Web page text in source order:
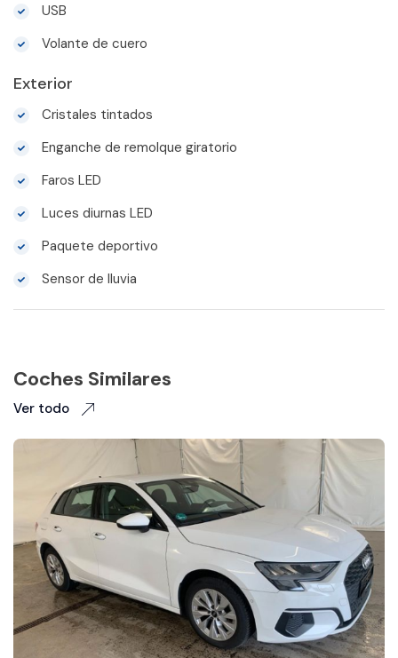
USB
Volante de cuero
Exterior
Cristales tintados
Enganche de remolque giratorio
Faros LED
Luces diurnas LED
Paquete deportivo
Sensor de lluvia
Coches Similares
Ver todo